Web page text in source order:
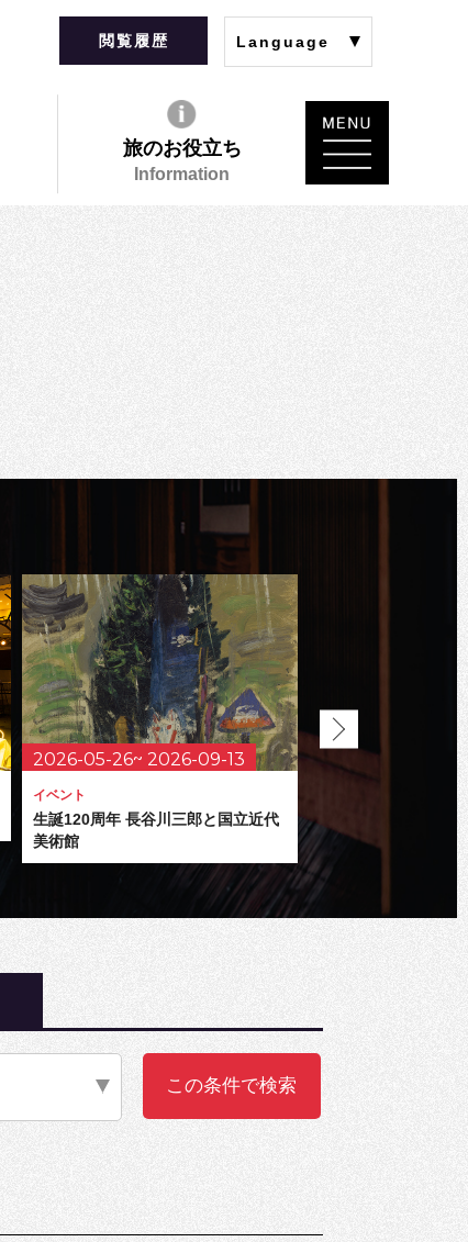
閲覧履歴 Language
旅のお役立ち
Information
2026-05-26~ 2026-09-13
イベント
生誕120周年 長谷川三郎と国立近代
美術館
2026-07-24~
ルノウチ サマー フ